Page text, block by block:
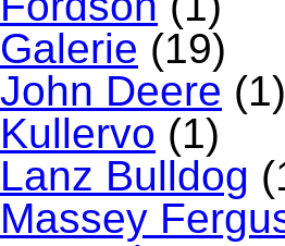
Galerie (19)
John Deere (1)
Kullervo (1)
Lanz Bulldog
Massey